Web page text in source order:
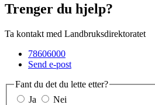
Trenger du hjelp?
Ta kontakt med Landbruksdirektoratet
78606000
Send e-post
Fant du det du lette etter?
Ja
Nei